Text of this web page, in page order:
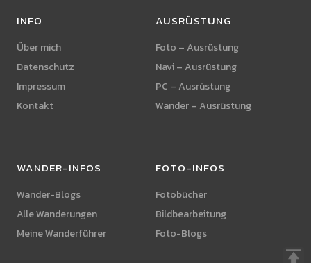
INFO
Über mich
Datenschutz
Impressum
Kontakt
AUSRÜSTUNG
Foto – Ausrüstung
Navi – Ausrüstung
PC – Ausrüstung
Wander – Ausrüstung
WANDER-INFOS
Wander-Blogs
Alle Wanderungen
Meine Wanderführer
FOTO-INFOS
Fotobücher
Bildbearbeitung
Foto-Blogs